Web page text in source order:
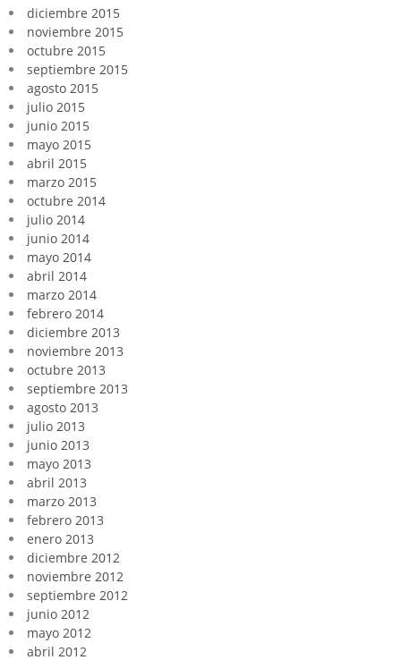
diciembre 2015
noviembre 2015
octubre 2015
septiembre 2015
agosto 2015
julio 2015
junio 2015
mayo 2015
abril 2015
marzo 2015
octubre 2014
julio 2014
junio 2014
mayo 2014
abril 2014
marzo 2014
febrero 2014
diciembre 2013
noviembre 2013
octubre 2013
septiembre 2013
agosto 2013
julio 2013
junio 2013
mayo 2013
abril 2013
marzo 2013
febrero 2013
enero 2013
diciembre 2012
noviembre 2012
septiembre 2012
junio 2012
mayo 2012
abril 2012